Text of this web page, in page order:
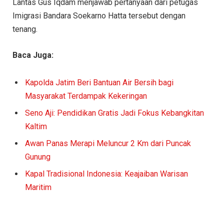
Lantas Gus Iqdam menjawab pertanyaan dari petugas
Imigrasi Bandara Soekarno Hatta tersebut dengan
tenang.
Baca Juga:
Kapolda Jatim Beri Bantuan Air Bersih bagi
Masyarakat Terdampak Kekeringan
Seno Aji: Pendidikan Gratis Jadi Fokus Kebangkitan
Kaltim
Awan Panas Merapi Meluncur 2 Km dari Puncak
Gunung
Kapal Tradisional Indonesia: Keajaiban Warisan
Maritim